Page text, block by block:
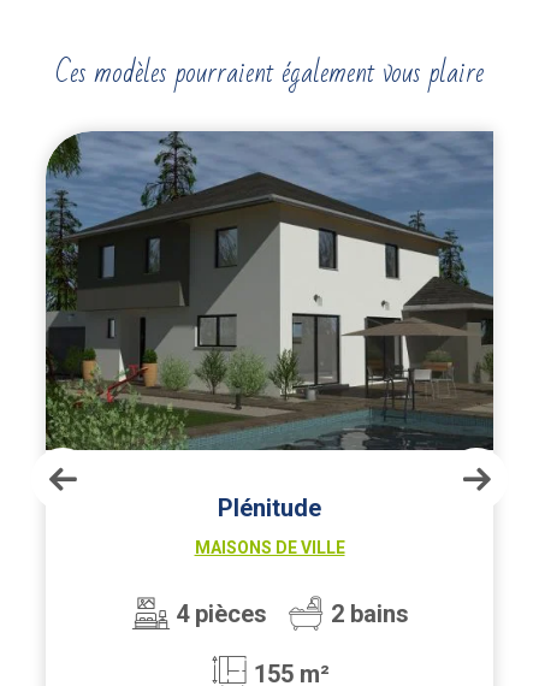
Ces modèles pourraient également vous plaire
maison de ville avec un décroché au niveau de la cuisine
Plénitude
MAISONS DE VILLE
4 pièces 2 bains
155 m²